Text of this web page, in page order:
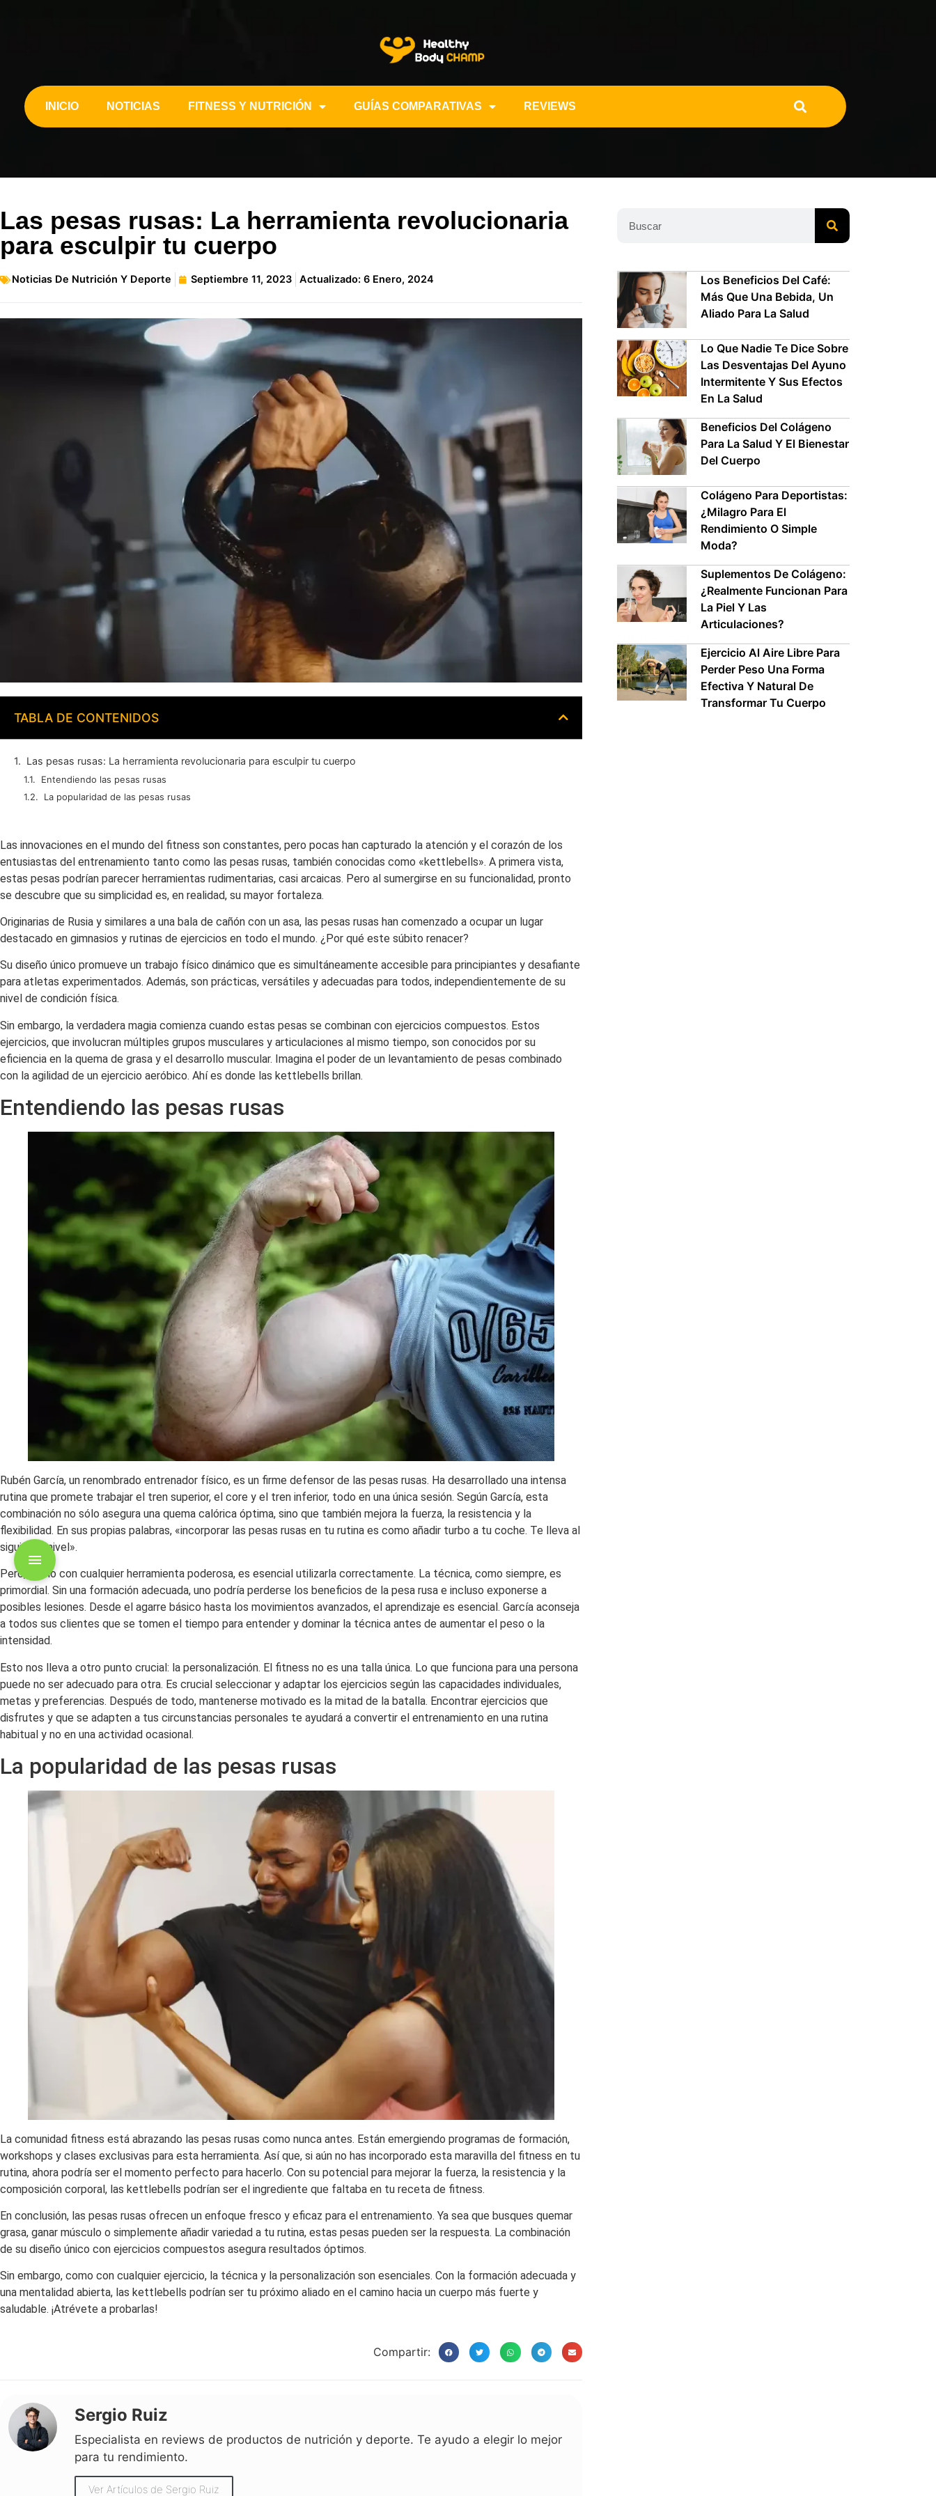
INICIO NOTICIAS FITNESS Y NUTRICIÓN GUÍAS COMPARATIVAS REVIEWS
Las pesas rusas: La herramienta revolucionaria
para esculpir tu cuerpo
Noticias De Nutrición Y Deporte Septiembre 11, 2023 Actualizado: 6 Enero, 2024
TABLA DE CONTENIDOS
Las pesas rusas: La herramienta revolucionaria para esculpir tu cuerpo
Entendiendo las pesas rusas
La popularidad de las pesas rusas
Las innovaciones en el mundo del fitness son constantes, pero pocas han capturado la atención y el corazón de los
entusiastas del entrenamiento tanto como las pesas rusas, también conocidas como «kettlebells». A primera vista,
estas pesas podrían parecer herramientas rudimentarias, casi arcaicas. Pero al sumergirse en su funcionalidad, pronto
se descubre que su simplicidad es, en realidad, su mayor fortaleza.
Originarias de Rusia y similares a una bala de cañón con un asa, las pesas rusas han comenzado a ocupar un lugar
destacado en gimnasios y rutinas de ejercicios en todo el mundo. ¿Por qué este súbito renacer?
Su diseño único promueve un trabajo físico dinámico que es simultáneamente accesible para principiantes y desafiante
para atletas experimentados. Además, son prácticas, versátiles y adecuadas para todos, independientemente de su
nivel de condición física.
Sin embargo, la verdadera magia comienza cuando estas pesas se combinan con ejercicios compuestos. Estos
ejercicios, que involucran múltiples grupos musculares y articulaciones al mismo tiempo, son conocidos por su
eficiencia en la quema de grasa y el desarrollo muscular. Imagina el poder de un levantamiento de pesas combinado
con la agilidad de un ejercicio aeróbico. Ahí es donde las kettlebells brillan.
Entendiendo las pesas rusas
Rubén García, un renombrado entrenador físico, es un firme defensor de las pesas rusas. Ha desarrollado una intensa
rutina que promete trabajar el tren superior, el core y el tren inferior, todo en una única sesión. Según García, esta
combinación no sólo asegura una quema calórica óptima, sino que también mejora la fuerza, la resistencia y la
flexibilidad. En sus propias palabras, «incorporar las pesas rusas en tu rutina es como añadir turbo a tu coche. Te lleva al
siguiente nivel».
Pero, como con cualquier herramienta poderosa, es esencial utilizarla correctamente. La técnica, como siempre, es
primordial. Sin una formación adecuada, uno podría perderse los beneficios de la pesa rusa e incluso exponerse a
posibles lesiones. Desde el agarre básico hasta los movimientos avanzados, el aprendizaje es esencial. García aconseja
a todos sus clientes que se tomen el tiempo para entender y dominar la técnica antes de aumentar el peso o la
intensidad.
Esto nos lleva a otro punto crucial: la personalización. El fitness no es una talla única. Lo que funciona para una persona
puede no ser adecuado para otra. Es crucial seleccionar y adaptar los ejercicios según las capacidades individuales,
metas y preferencias. Después de todo, mantenerse motivado es la mitad de la batalla. Encontrar ejercicios que
disfrutes y que se adapten a tus circunstancias personales te ayudará a convertir el entrenamiento en una rutina
habitual y no en una actividad ocasional.
La popularidad de las pesas rusas
La comunidad fitness está abrazando las pesas rusas como nunca antes. Están emergiendo programas de formación,
workshops y clases exclusivas para esta herramienta. Así que, si aún no has incorporado esta maravilla del fitness en tu
rutina, ahora podría ser el momento perfecto para hacerlo. Con su potencial para mejorar la fuerza, la resistencia y la
composición corporal, las kettlebells podrían ser el ingrediente que faltaba en tu receta de fitness.
En conclusión, las pesas rusas ofrecen un enfoque fresco y eficaz para el entrenamiento. Ya sea que busques quemar
grasa, ganar músculo o simplemente añadir variedad a tu rutina, estas pesas pueden ser la respuesta. La combinación
de su diseño único con ejercicios compuestos asegura resultados óptimos.
Sin embargo, como con cualquier ejercicio, la técnica y la personalización son esenciales. Con la formación adecuada y
una mentalidad abierta, las kettlebells podrían ser tu próximo aliado en el camino hacia un cuerpo más fuerte y
saludable. ¡Atrévete a probarlas!
Compartir:
Sergio Ruiz
Especialista en reviews de productos de nutrición y deporte. Te ayudo a elegir lo mejor
para tu rendimiento.
Ver Artículos de Sergio Ruiz
Los Beneficios Del Café:
Más Que Una Bebida, Un
Aliado Para La Salud
Lo Que Nadie Te Dice Sobre
Las Desventajas Del Ayuno
Intermitente Y Sus Efectos
En La Salud
Beneficios Del Colágeno
Para La Salud Y El Bienestar
Del Cuerpo
Colágeno Para Deportistas:
¿Milagro Para El
Rendimiento O Simple
Moda?
Suplementos De Colágeno:
¿Realmente Funcionan Para
La Piel Y Las
Articulaciones?
Ejercicio Al Aire Libre Para
Perder Peso Una Forma
Efectiva Y Natural De
Transformar Tu Cuerpo